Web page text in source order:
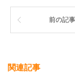
前の記事
関連記事